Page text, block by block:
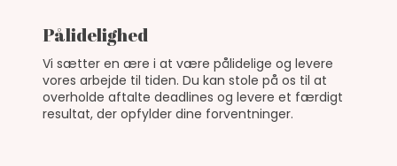
Pålidelighed
Vi sætter en ære i at være pålidelige og levere
vores arbejde til tiden. Du kan stole på os til at
overholde aftalte deadlines og levere et færdigt
resultat, der opfylder dine forventninger.